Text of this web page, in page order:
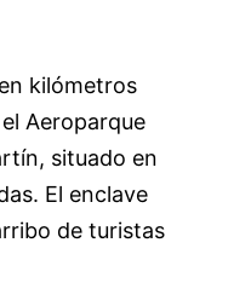
kilómetros
Aeroparque
situado en
El enclave
de turistas